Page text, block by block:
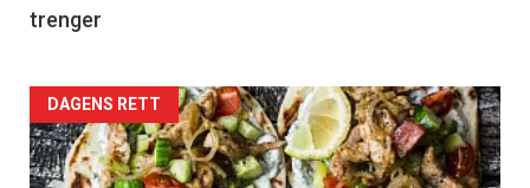
trenger
Forsiden
akkurat
DAGENS RETT